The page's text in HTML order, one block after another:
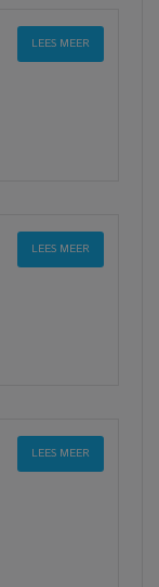
LEES MEER
LEES MEER
LEES MEER